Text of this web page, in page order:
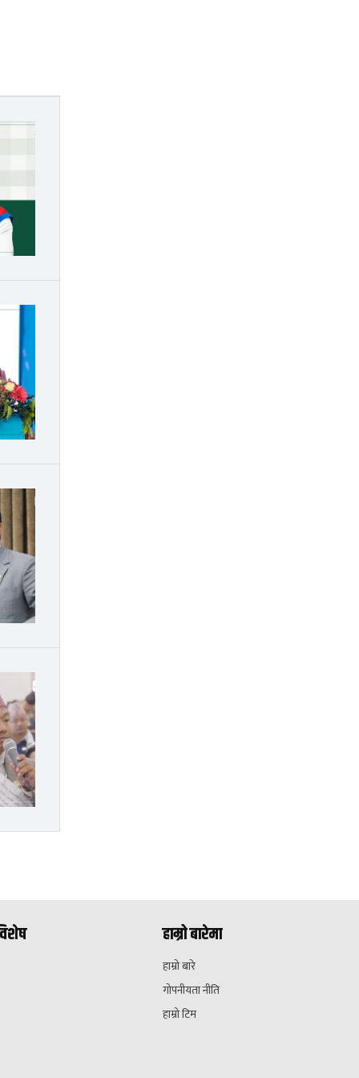
हाम्रो बारेमा
हाम्रो बारे
गोपनीयता नीति
हाम्रो टिम